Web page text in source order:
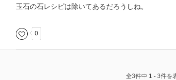
玉石の石レシピは除いてあるだろうしね。
0
全3件中 1 - 3件を